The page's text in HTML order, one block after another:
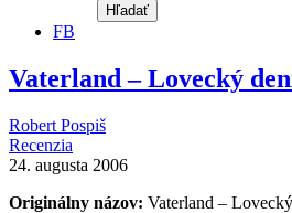
Hľadať
FB
Vaterland – Lovecký
Robert Pospiš
Recenzia
24. augusta 2006
Originálny názov: Vaterland –